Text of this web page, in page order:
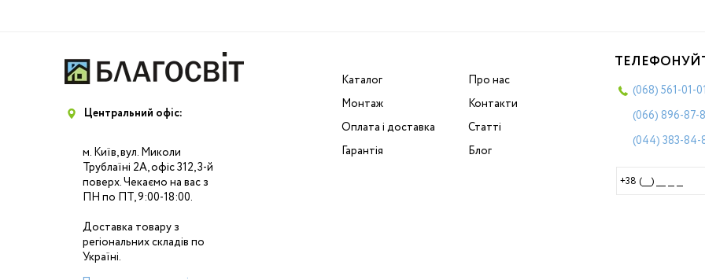
Центральний офіс:
м. Київ, вул. Миколи
Трублаїні 2А, офіс 312, 3-й
поверх. Чекаємо на вас з
ПН по ПТ, 9:00-18:00.
Доставка товару з
регіональних складів по
Україні.
Каталог
Монтаж
Оплата і доставка
Гарантія
Про нас
Контакти
Статті
Блог
(068) 561-01-01
(066) 896-87-
(044) 383-84-